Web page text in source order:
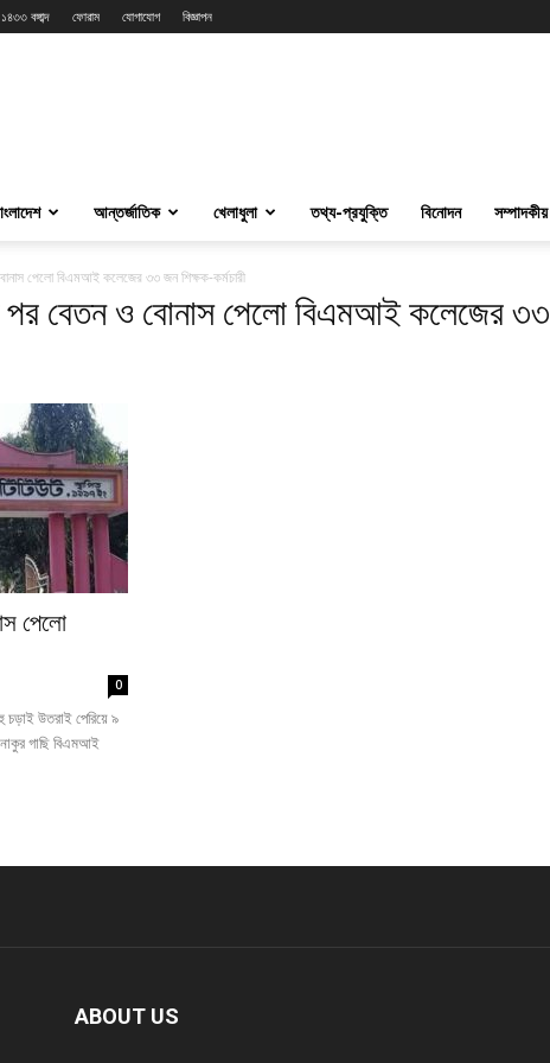
বঙ্গাব্দ ফোরাম যোগাযোগ বিজ্ঞাপন
আন্তর্জাতিক খেলাধুলা তথ্য-প্রযুক্তি বিনোদন সম্পাদকীয়
পেলো বিএমআই কলেজের ৩৩ জন শিক্ষক-কর্মচারী
পর বেতন ও বোনাস পেলো বিএমআই কলেজের ৩৩
পেলো
0
চড়াই উতরাই পেরিয়ে ৯
গাছি বিএমআই
ABOUT US